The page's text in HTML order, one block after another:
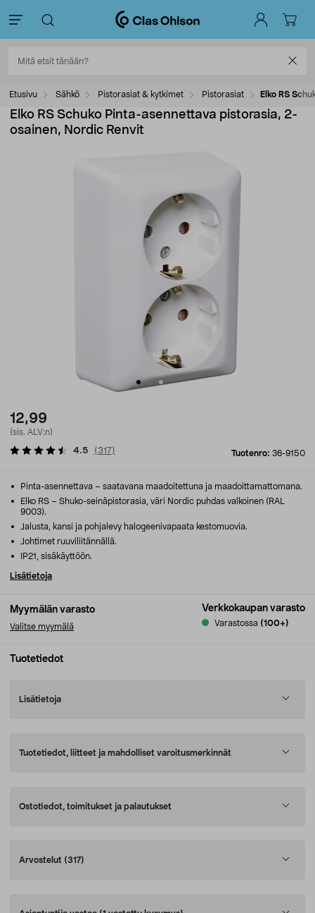
Etusivu Sähkö Pistorasiat & kytkimet Pistorasiat Elko RS
Elko RS Schuko Pinta-asennettava pistorasia, 2-
osainen, Nordic Renvit
12,99
(sis. ALV:n)
Tuotenro: 36-9150
4.5 (317)
Myymälän varasto
Valitse myymälä
Verkkokaupan varasto
Varastossa (100+)
Pinta-asennettava – saatavana maadoitettuna ja maadoittamattomana.
Elko RS – Shuko-seinäpistorasia, väri Nordic puhdas valkoinen (RAL
9003).
Jalusta, kansi ja pohjalevy halogeenivapaata kestomuovia.
Johtimet ruuviliitännällä.
IP21, sisäkäyttöön.
Lisätietoja
Tuotetiedot
Lisätietoja
Tuotetiedot, liitteet ja mahdolliset varoitusmerkinnät
Ostotiedot, toimitukset ja palautukset
Arvostelut (317)